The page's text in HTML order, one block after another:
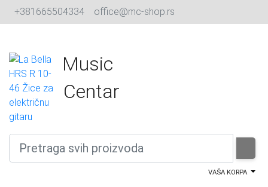
+381665504334 office@mc-shop.rs
Music
Centar
VAŠA KORPA